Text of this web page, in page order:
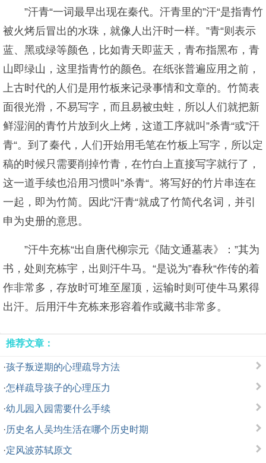
”汗青“一词最早出现在秦代。汗青里的”汗“是指青竹
被火烤后冒出的水珠，就像人出汗时一样。”青“则表示
蓝、黑或绿等颜色，比如青天即蓝天，青布指黑布，青
山即绿山，这里指青竹的颜色。在纸张普遍应用之前，
上古时代的人们是用竹板来记录事情和文章的。竹简表
面很光滑，不易写字，而且易被虫蛀，所以人们就把新
鲜湿润的青竹片放到火上烤，这道工序就叫”杀青“或”汗
青“。到了秦代，人们开始用毛笔在竹板上写字，所以定
稿的时候只需要削掉竹青，在竹白上直接写字就行了，
这一道手续也沿用习惯叫”杀青“。将写好的竹片串连在
一起，即为竹简。因此”汗青“就成了竹简代名词，并引
申为史册的意思。
”汗牛充栋“出自唐代柳宗元《陆文通墓表》：”其为
书，处则充栋宇，出则汗牛马。“是说为”春秋“作传的着
作非常多，存放时可堆至屋顶，运输时则可使牛马累得
出汗。后用汗牛充栋来形容着作或藏书非常多。
推荐文章：
·孩子叛逆期的心理疏导方法
·怎样疏导孩子的心理压力
·幼儿园入园需要什么手续
·历史名人吴均生活在哪个历史时期
·定风波苏轼原文